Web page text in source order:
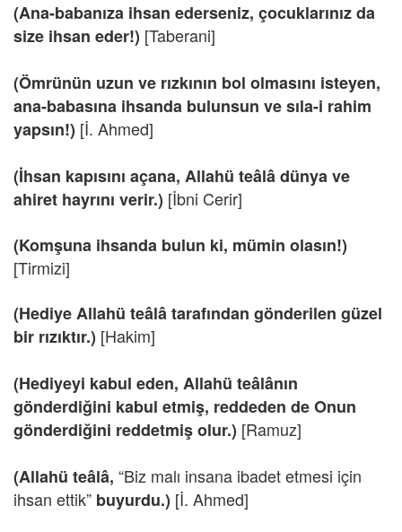
(Ana-babanıza ihsan ederseniz, çocuklarınız da
size ihsan eder!) [Taberani]
(Ömrünün uzun ve rızkının bol olmasını isteyen,
ana-babasına ihsanda bulunsun ve sıla-i rahim
yapsın!) [İ. Ahmed]
(İhsan kapısını açana, Allahü teâlâ dünya ve
ahiret hayrını verir.) [İbni Cerir]
(Komşuna ihsanda bulun ki, mümin olasın!)
[Tirmizi]
(Hediye Allahü teâlâ tarafından gönderilen güzel
bir rızıktır.) [Hakim]
(Hediyeyi kabul eden, Allahü teâlânın
gönderdiğini kabul etmiş, reddeden de Onun
gönderdiğini reddetmiş olur.) [Ramuz]
(Allahü teâlâ, “Biz malı insana ibadet etmesi için
ihsan ettik” buyurdu.) [İ. Ahmed]